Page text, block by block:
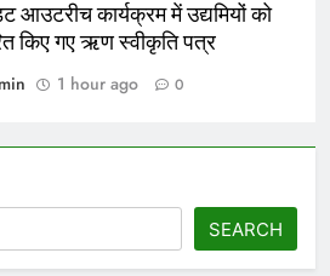
आउटरीच कार्यक्रम में उद्यमियों को
किए गए ऋण स्वीकृति पत्र
1 hour ago 0
SEARCH